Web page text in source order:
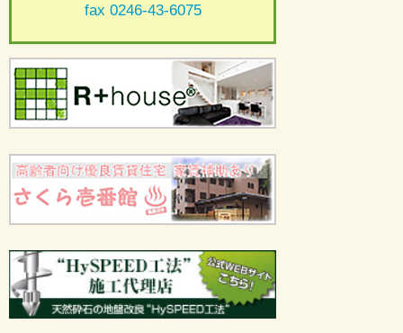
fax 0246-43-6075